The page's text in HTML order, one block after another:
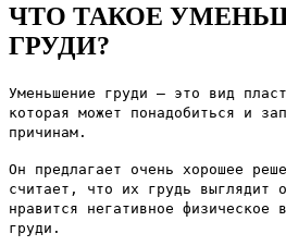
ЧТО ТАКОЕ
ГРУДИ?
Уменьшение груди — это вид
которая может понадобиться и
причинам.
Он предлагает очень хорошее
считает, что их грудь выглядит
нравится негативное физическое
груди.